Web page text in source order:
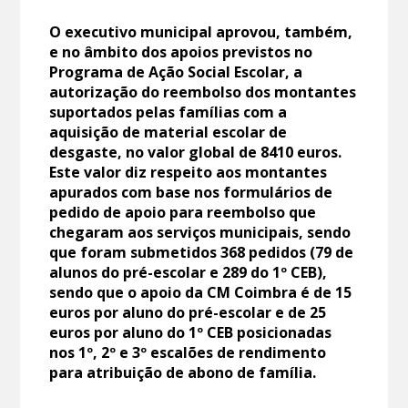
O executivo municipal aprovou, também,
e no âmbito dos apoios previstos no
Programa de Ação Social Escolar, a
autorização do reembolso dos montantes
suportados pelas famílias com a
aquisição de material escolar de
desgaste, no valor global de 8410 euros.
Este valor diz respeito aos montantes
apurados com base nos formulários de
pedido de apoio para reembolso que
chegaram aos serviços municipais, sendo
que foram submetidos 368 pedidos (79 de
alunos do pré-escolar e 289 do 1º CEB),
sendo que o apoio da CM Coimbra é de 15
euros por aluno do pré-escolar e de 25
euros por aluno do 1º CEB posicionadas
nos 1º, 2º e 3º escalões de rendimento
para atribuição de abono de família.